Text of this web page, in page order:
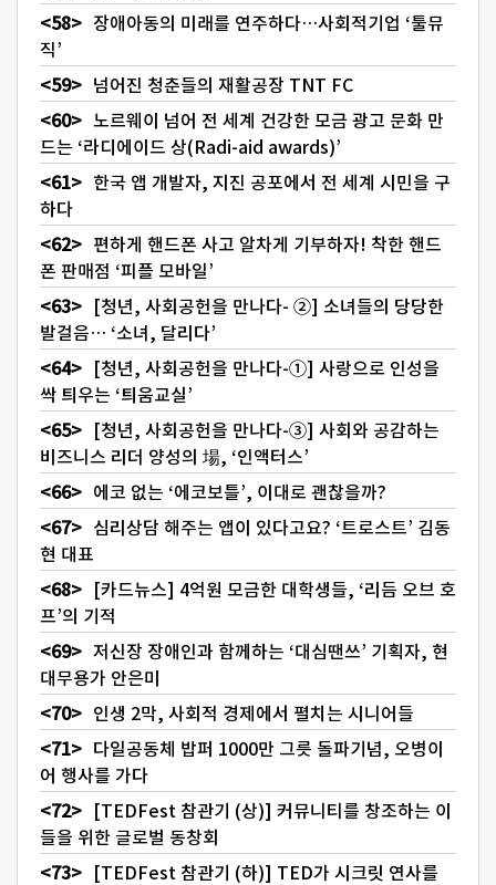
장애아동의 미래를 연주하다…사회적기업 ‘툴뮤
직’
넘어진 청춘들의 재활공장 TNT FC
노르웨이 넘어 전 세계 건강한 모금 광고 문화 만
드는 ‘라디에이드 상(Radi-aid awards)’
한국 앱 개발자, 지진 공포에서 전 세계 시민을 구
하다
편하게 핸드폰 사고 알차게 기부하자! 착한 핸드
폰 판매점 ‘피플 모바일’
[청년, 사회공헌을 만나다- ②] 소녀들의 당당한
발걸음… ‘소녀, 달리다’
[청년, 사회공헌을 만나다-①] 사랑으로 인성을
싹 틔우는 ‘틔움교실’
[청년, 사회공헌을 만나다-③] 사회와 공감하는
비즈니스 리더 양성의 場, ‘인액터스’
에코 없는 ‘에코보틀’, 이대로 괜찮을까?
심리상담 해주는 앱이 있다고요? ‘트로스트’ 김동
현 대표
[카드뉴스] 4억원 모금한 대학생들, ‘리듬 오브 호
프’의 기적
저신장 장애인과 함께하는 ‘대심땐쓰’ 기획자, 현
대무용가 안은미
인생 2막, 사회적 경제에서 펼치는 시니어들
다일공동체 밥퍼 1000만 그릇 돌파기념, 오병이
어 행사를 가다
[TEDFest 참관기 (상)] 커뮤니티를 창조하는 이
들을 위한 글로벌 동창회
[TEDFest 참관기 (하)] TED가 시크릿 연사를